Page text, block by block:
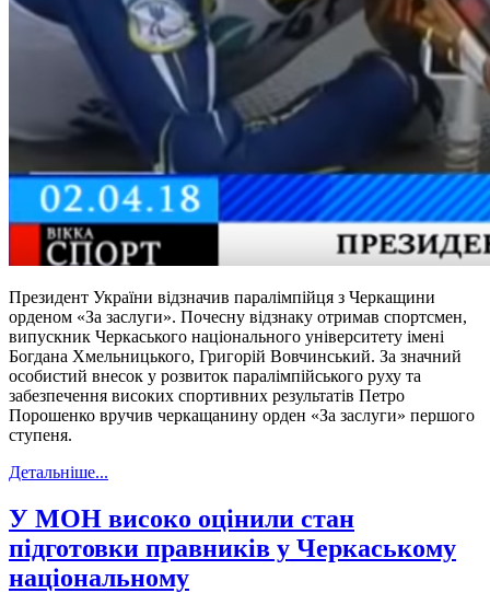
Президент України відзначив паралімпійця з Черкащини
орденом «За заслуги». Почесну відзнаку отримав спортсмен,
випускник Черкаського національного університету імені
Богдана Хмельницького, Григорій Вовчинський. За значний
особистий внесок у розвиток паралімпійського руху та
забезпечення високих спортивних результатів Петро
Порошенко вручив черкащанину орден «За заслуги» першого
ступеня.
Детальніше...
У МОН високо оцінили стан
підготовки правників у Черкаському
національному